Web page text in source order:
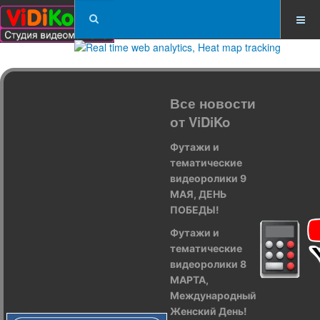
Все новости
от ViDiKo
Футажи и
тематические
видеоролики 9
МАЯ, ДЕНЬ
ПОБЕДЫ!
Футажи и
тематические
видеоролики 8
МАРТА,
Международный
Женский День!